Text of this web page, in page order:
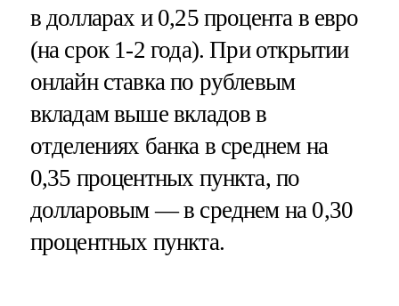
в долларах и 0,25 процента в евро
(на срок 1-2 года). При открытии
онлайн ставка по рублевым
вкладам выше вкладов в
отделениях банка в среднем на
0,35 процентных пункта, по
долларовым — в среднем на 0,30
процентных пункта.